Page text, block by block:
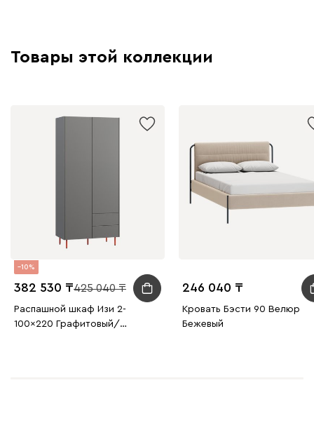
Товары этой коллекции
10
382 530 425 040
Распашной шкаф Изи 2-
100x220 Графитовый/
246 040
Кровать Бэсти 90 Велюр
Бежевый